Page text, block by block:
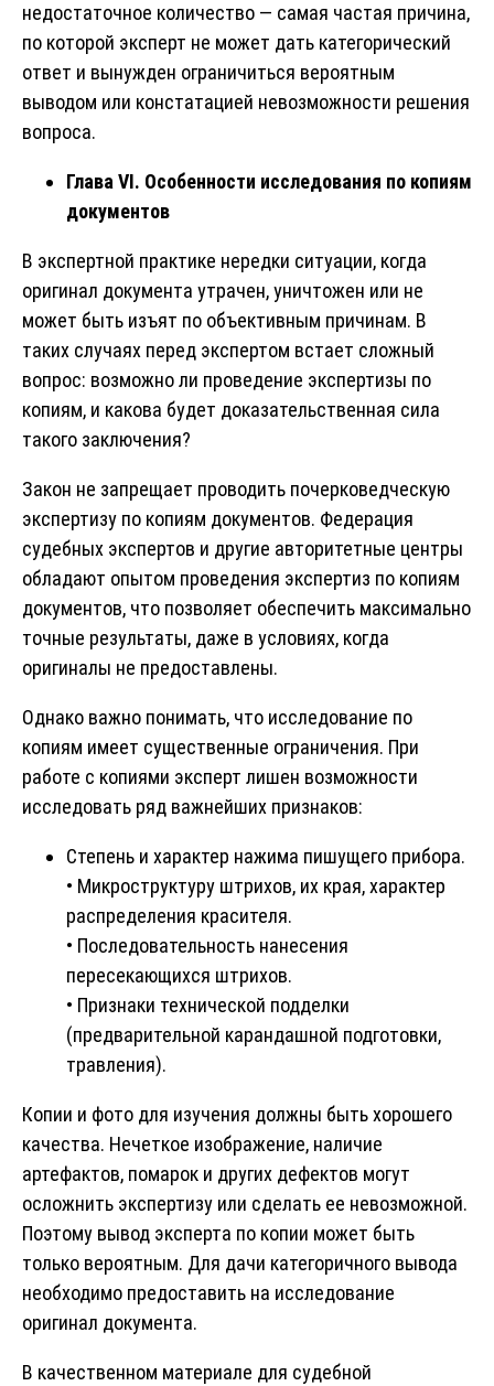
недостаточное количество — самая частая причина,
по которой эксперт не может дать категорический
ответ и вынужден ограничиться вероятным
выводом или констатацией невозможности решения
вопроса.
Глава VI. Особенности исследования по копиям
документов
В экспертной практике нередки ситуации, когда
оригинал документа утрачен, уничтожен или не
может быть изъят по объективным причинам. В
таких случаях перед экспертом встает сложный
вопрос: возможно ли проведение экспертизы по
копиям, и какова будет доказательственная сила
такого заключения?
Закон не запрещает проводить почерковедческую
экспертизу по копиям документов. Федерация
судебных экспертов и другие авторитетные центры
обладают опытом проведения экспертиз по копиям
документов, что позволяет обеспечить максимально
точные результаты, даже в условиях, когда
оригиналы не предоставлены.
Однако важно понимать, что исследование по
копиям имеет существенные ограничения. При
работе с копиями эксперт лишен возможности
исследовать ряд важнейших признаков:
Степень и характер нажима пишущего прибора.
• Микроструктуру штрихов, их края, характер
распределения красителя.
• Последовательность нанесения
пересекающихся штрихов.
• Признаки технической подделки
(предварительной карандашной подготовки,
травления).
Копии и фото для изучения должны быть хорошего
качества. Нечеткое изображение, наличие
артефактов, помарок и других дефектов могут
осложнить экспертизу или сделать ее невозможной.
Поэтому вывод эксперта по копии может быть
только вероятным. Для дачи категоричного вывода
необходимо предоставить на исследование
оригинал документа.
В качественном материале для судебной